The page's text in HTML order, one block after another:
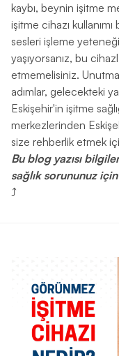
kaybı, beynin işitme
işitme cihazı
sesleri işleme
yaşıyorsanız, bu
etmemelisiniz.
adımlar, gelecekteki
Eskişehir'in işitme
merkezlerinden
size rehberlik etmek
Bu blog yazısı
sağlık sorununuz
⤴